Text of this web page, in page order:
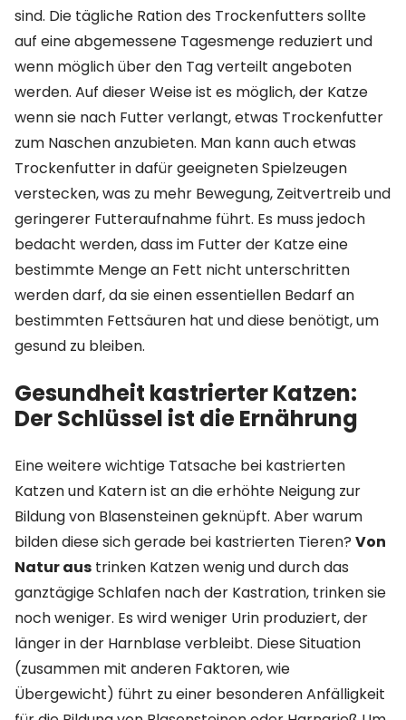
sind. Die tägliche Ration des Trockenfutters sollte
auf eine abgemessene Tagesmenge reduziert und
wenn möglich über den Tag verteilt angeboten
werden. Auf dieser Weise ist es möglich, der Katze
wenn sie nach Futter verlangt, etwas Trockenfutter
zum Naschen anzubieten. Man kann auch etwas
Trockenfutter in dafür geeigneten Spielzeugen
verstecken, was zu mehr Bewegung, Zeitvertreib und
geringerer Futteraufnahme führt. Es muss jedoch
bedacht werden, dass im Futter der Katze eine
bestimmte Menge an Fett nicht unterschritten
werden darf, da sie einen essentiellen Bedarf an
bestimmten Fettsäuren hat und diese benötigt, um
gesund zu bleiben.
Gesundheit kastrierter Katzen:
Der Schlüssel ist die Ernährung
Eine weitere wichtige Tatsache bei kastrierten
Katzen und Katern ist an die erhöhte Neigung zur
Bildung von Blasensteinen geknüpft. Aber warum
bilden diese sich gerade bei kastrierten Tieren? Von
Natur aus trinken Katzen wenig und durch das
ganztägige Schlafen nach der Kastration, trinken sie
noch weniger. Es wird weniger Urin produziert, der
länger in der Harnblase verbleibt. Diese Situation
(zusammen mit anderen Faktoren, wie
Übergewicht) führt zu einer besonderen Anfälligkeit